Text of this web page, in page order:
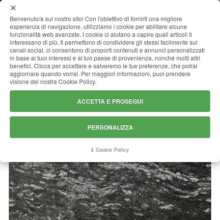
KOSMUS SILVER (METALLICUS)
Benvenuto/a sul nostro sito! Con l'obiettivo di fornirti una migliore
esperienza di navigazione, utilizziamo i cookie per abilitare alcune
funzionalità web avanzate. I cookie ci aiutano a capire quali articoli ti
interessano di più, ti permettono di condividere gli stessi facilmente sui
canali social, ci consentono di proporti contenuti e annunci personalizzati
in base ai tuoi interessi e al tuo paese di provenienza, nonché molti altri
benefici. Clicca per accettare e salveremo le tue preferenze, che potrai
aggiornare quando vorrai. Per maggiori informazioni, puoi prendere
visione del nostra Cookie Policy.
ACCETTA E PROSEGUI
PERSONALIZZA
Cookie Policy